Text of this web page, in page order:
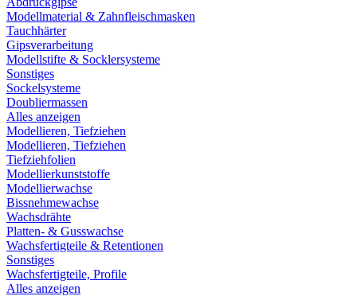
Modellmaterial & Zahnfleischmasken
Tauchhärter
Gipsverarbeitung
Modellstifte & Socklersysteme
Sonstiges
Sockelsysteme
Doubliermassen
Alles anzeigen
Modellieren, Tiefziehen
Modellieren, Tiefziehen
Tiefziehfolien
Modellierkunststoffe
Modellierwachse
Bissnehmewachse
Wachsdrähte
Platten- & Gusswachse
Wachsfertigteile & Retentionen
Sonstiges
Wachsfertigteile, Profile
Alles anzeigen